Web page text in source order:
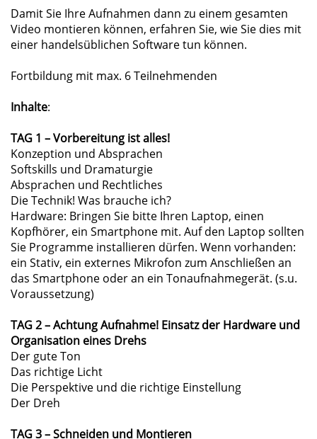
Damit Sie Ihre Aufnahmen dann zu einem gesamten
Video montieren können, erfahren Sie, wie Sie dies mit
einer handelsüblichen Software tun können.
Fortbildung mit max. 6 Teilnehmenden
Inhalte:
TAG 1 – Vorbereitung ist alles!
Konzeption und Absprachen
Softskills und Dramaturgie
Absprachen und Rechtliches
Die Technik! Was brauche ich?
Hardware: Bringen Sie bitte Ihren Laptop, einen
Kopfhörer, ein Smartphone mit. Auf den Laptop sollten
Sie Programme installieren dürfen. Wenn vorhanden:
ein Stativ, ein externes Mikrofon zum Anschließen an
das Smartphone oder an ein Tonaufnahmegerät. (s.u.
Voraussetzung)
TAG 2 – Achtung Aufnahme! Einsatz der Hardware und
Organisation eines Drehs
Der gute Ton
Das richtige Licht
Die Perspektive und die richtige Einstellung
Der Dreh
TAG 3 – Schneiden und Montieren